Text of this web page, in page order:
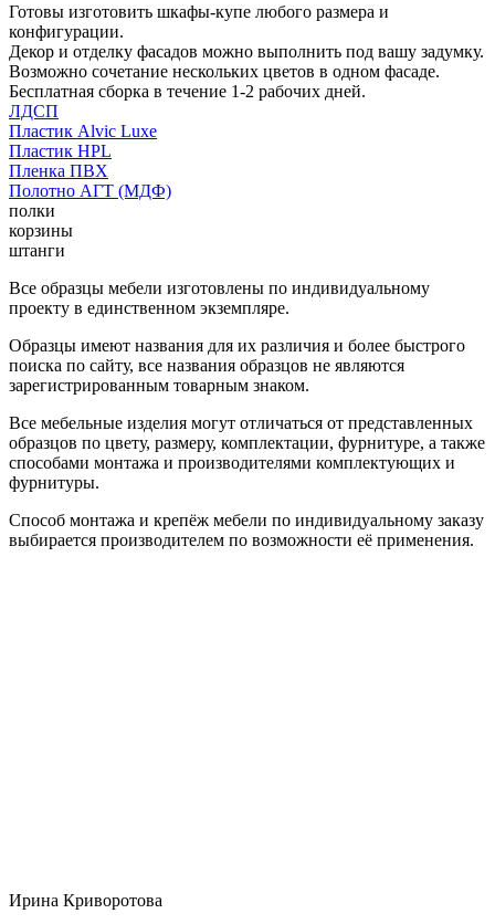
Готовы изготовить шкафы-купе любого размера и
конфигурации.
Декор и отделку фасадов можно выполнить под вашу задумку.
Возможно сочетание нескольких цветов в одном фасаде.
Бесплатная сборка в течение 1-2 рабочих дней.
ЛДСП
Пластик Alvic Luxe
Пластик HPL
Пленка ПВХ
Полотно АГТ (МДФ)
полки
корзины
штанги
Все образцы мебели изготовлены по индивидуальному
проекту в единственном экземпляре.
Образцы имеют названия для их различия и более быстрого
поиска по сайту, все названия образцов не являются
зарегистрированным товарным знаком.
Все мебельные изделия могут отличаться от представленных
образцов по цвету, размеру, комплектации, фурнитуре, а также
способами монтажа и производителями комплектующих и
фурнитуры.
Способ монтажа и крепёж мебели по индивидуальному заказу
выбирается производителем по возможности её применения.
Ирина Криворотова